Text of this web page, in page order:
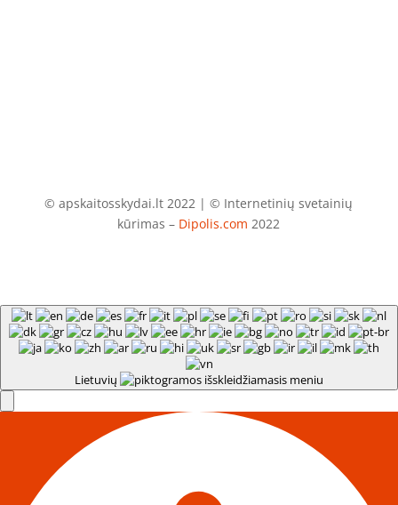
© apskaitosskydai.lt 2022 | © Internetinių svetainių
kūrimas – Dipolis.com 2022
Lietuvių